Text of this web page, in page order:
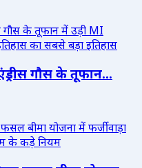
गौस के तूफान...